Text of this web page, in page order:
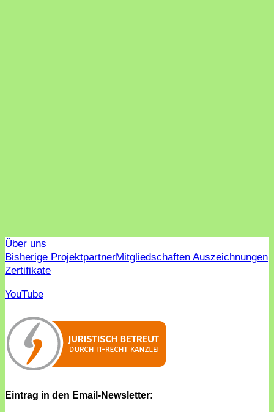
Über uns
Bisherige ProjektpartnerMitgliedschaften Auszeichnungen
Zertifikate
YouTube
Eintrag in den Email-Newsletter: